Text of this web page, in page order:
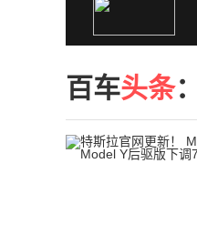
百车头条：